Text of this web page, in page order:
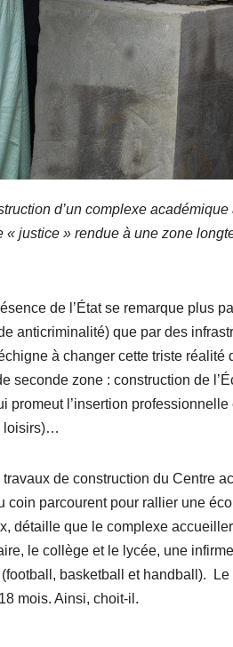
d’un complexe
justice » rendue à une zone
de l’État se remarque plus
anticriminalité) que par des
à changer cette triste réalité
seconde zone : construction de
promeut l’insertion
loisirs)…
de construction du Centre
coin parcourent pour rallier une
détaille que le complexe
le collège et le lycée, une
basketball et handball).
mois. Ainsi, choit-il.